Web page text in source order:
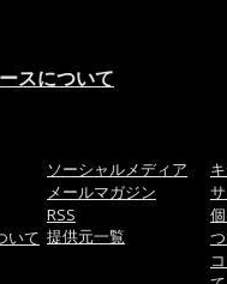
スについて
いて
ソーシャルメディア
メールマガジン
RSS
提供元一覧